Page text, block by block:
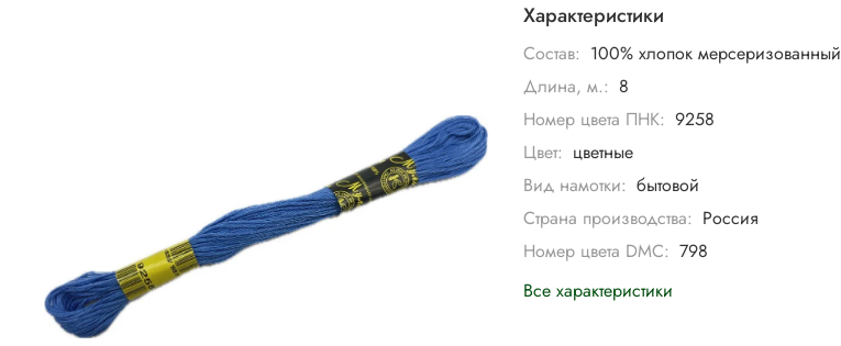
Характеристики
Состав: 100% хлопок мерсеризованный
Длина, м.: 8
Номер цвета ПНК: 9258
Цвет: цветные
Вид намотки: бытовой
Страна производства: Россия
Номер цвета DMC: 798
Все характеристики